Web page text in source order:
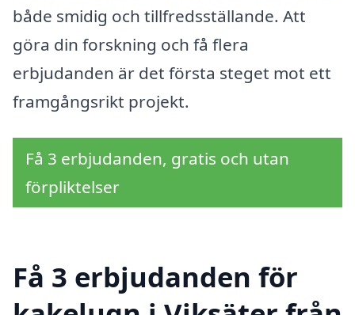
både smidig och tillfredsställande. Att
göra din forskning och få flera
erbjudanden är det första steget mot ett
framgångsrikt projekt.
Få 3 erbjudanden, gratis och utan
förpliktelser
Få 3 erbjudanden för